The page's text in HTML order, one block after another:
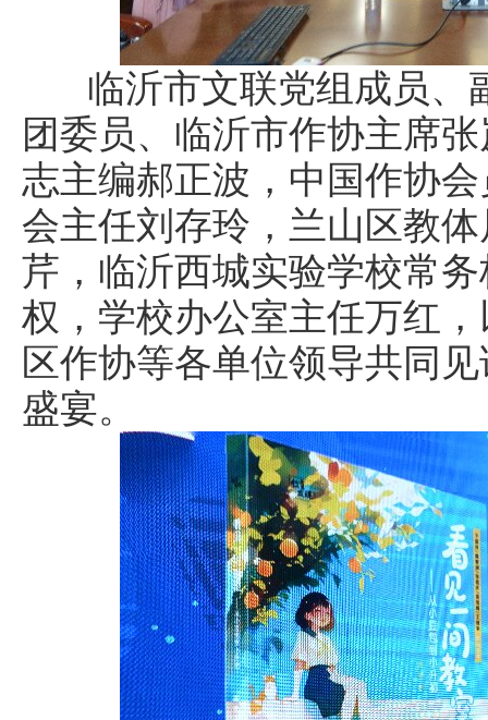
临沂市文联党组成员、
团委员、临沂市作协主席
志主编郝正波，中国作协
会主任刘存玲，兰山区教
芹，临沂西城实验学校常
权，学校办公室主任万红
区作协等各单位领导共同
盛宴。